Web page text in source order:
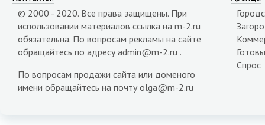
Карачаево-Черкесия республика
Карелия республика
Кемеровская область
Кировская область
Коми республика
Костромская область
Краснодарский край
© 2000 - 2020. Все права защищены. При
использовании материалов ссылка на m-2.ru
обязательна. По вопросам рекламы на сайте
обращайтесь по адресу admin@m-2.ru .
По вопросам продажи сайта или доменого
имени обращайтесь на почту olga@m-2.ru
Спрос